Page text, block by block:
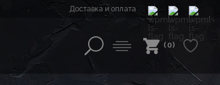
Доставка и оплата
(0)